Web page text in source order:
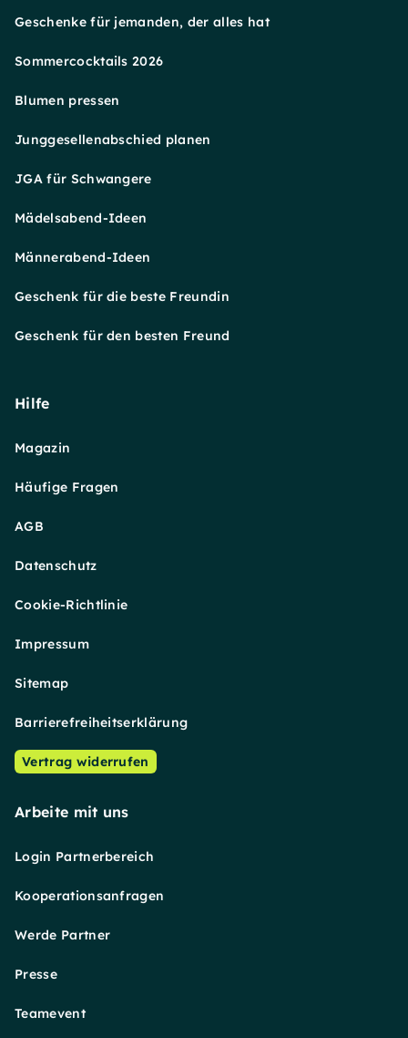
Geschenke für jemanden, der alles hat
Sommercocktails 2026
Blumen pressen
Junggesellenabschied planen
JGA für Schwangere
Mädelsabend-Ideen
Männerabend-Ideen
Geschenk für die beste Freundin
Geschenk für den besten Freund
Hilfe
Magazin
Häufige Fragen
AGB
Datenschutz
Cookie-Richtlinie
Impressum
Sitemap
Barrierefreiheitserklärung
Vertrag widerrufen
Arbeite mit uns
Login Partnerbereich
Kooperationsanfragen
Werde Partner
Presse
Teamevent